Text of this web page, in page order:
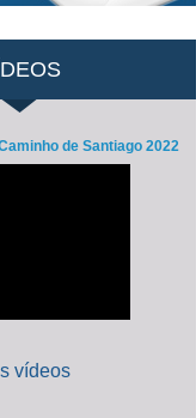
de Santiago 2022
vídeos